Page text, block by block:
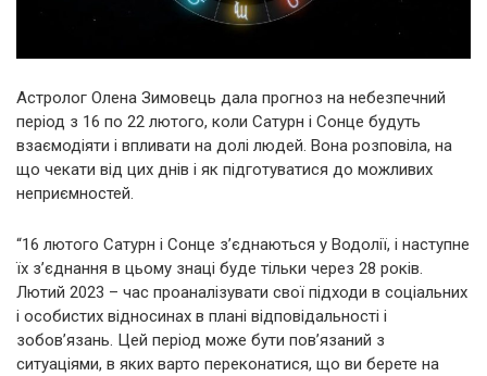
Астролог Олена Зимовець дала прогноз на небезпечний
період з 16 по 22 лютого, коли Сатурн і Сонце будуть
взаємодіяти і впливати на долі людей. Вона розповіла, на
що чекати від цих днів і як підготуватися до можливих
неприємностей.
“16 лютого Сатурн і Сонце з’єднаються у Водолії, і наступне
їх з’єднання в цьому знаці буде тільки через 28 років.
Лютий 2023 – час проаналізувати свої підходи в соціальних
і особистих відносинах в плані відповідальності і
зобов’язань. Цей період може бути пов’язаний з
ситуаціями, в яких варто переконатися, що ви берете на